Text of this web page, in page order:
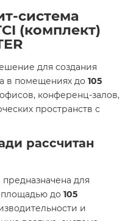
система
(комплект)
для создания
в помещениях до 105
конференц-залов,
пространств с
рассчитан
предназначена для
до 105
и